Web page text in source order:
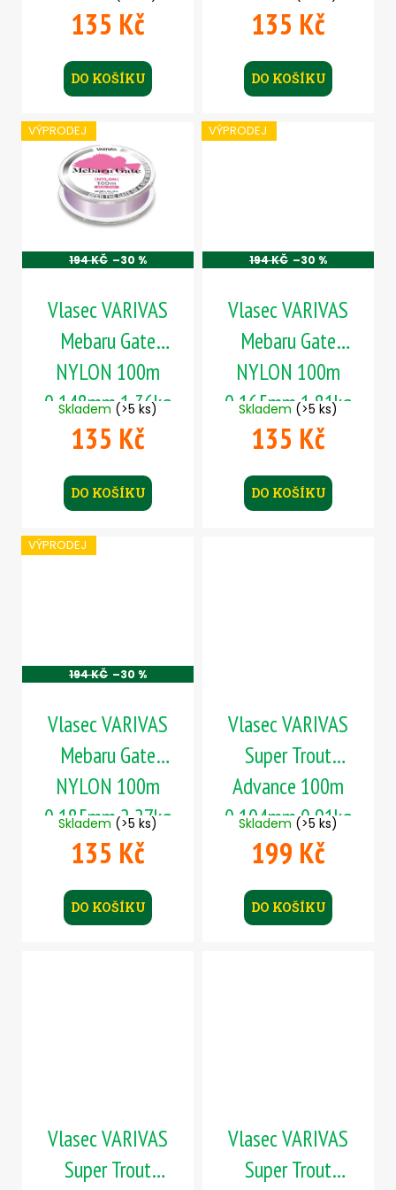
135 Kč
DO KOŠÍKU
135 Kč
DO KOŠÍKU
VÝPRODEJ
194 KČ –30 %
Vlasec VARIVAS
Mebaru Gate
NYLON 100m
0,148mm 1,36kg
Skladem (>5 ks)
135 Kč
DO KOŠÍKU
VÝPRODEJ
194 KČ –30 %
Vlasec VARIVAS
Mebaru Gate
NYLON 100m
0,165mm 1,81kg
Skladem (>5 ks)
135 Kč
DO KOŠÍKU
VÝPRODEJ
194 KČ –30 %
Vlasec VARIVAS
Mebaru Gate
NYLON 100m
0,185mm 2,27kg
Skladem (>5 ks)
135 Kč
DO KOŠÍKU
Vlasec VARIVAS
Super Trout
Advance 100m
0,104mm 0,91kg
Skladem (>5 ks)
199 Kč
DO KOŠÍKU
Vlasec VARIVAS
Super Trout
Vlasec VARIVAS
Super Trout